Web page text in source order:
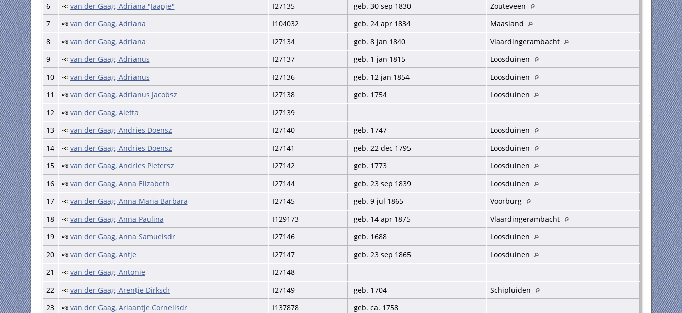
6
van der Gaag, Adriana "Jaapje" I27135 geb. 30 sep 1830
Zouteveen
7
van der Gaag, Adriana I104032 geb. 24 apr 1834
Maasland
8
van der Gaag, Adriana I27134 geb. 8 jan 1840
Vlaardingerambacht
9
van der Gaag, Adrianus I27137 geb. 1 jan 1815
Loosduinen
10
van der Gaag, Adrianus I27136 geb. 12 jan 1854
Loosduinen
11
van der Gaag, Adrianus Jacobsz I27138 geb. 1754
Loosduinen
12
van der Gaag, Aletta
I27139
13
van der Gaag, Andries Doensz I27140 geb. 1747
Loosduinen
14
van der Gaag, Andries Doensz I27141 geb. 22 dec 1795
Loosduinen
15
van der Gaag, Andries Pietersz I27142 geb. 1773
Loosduinen
16
van der Gaag, Anna Elizabeth I27144 geb. 23 sep 1839
Loosduinen
17
van der Gaag, Anna Maria Barbara I27145 geb. 9 jul 1865
Voorburg
18
van der Gaag, Anna Paulina I129173 geb. 14 apr 1875
Vlaardingerambacht
19
van der Gaag, Anna Samuelsdr I27146 geb. 1688
Loosduinen
20
van der Gaag, Antje I27147 geb. 23 sep 1865
Loosduinen
21
van der Gaag, Antonie
I27148
22
van der Gaag, Arentje Dirksdr I27149 geb. 1704
Schipluiden
23
van der Gaag, Ariaantje Cornelisdr I137878
geb. ca. 1758